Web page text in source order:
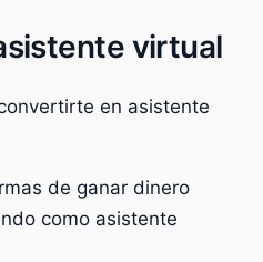
virtual
en asistente
de ganar dinero
como asistente